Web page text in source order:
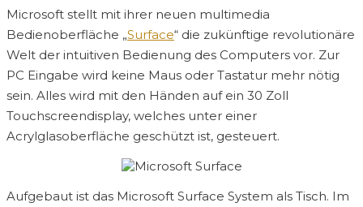
Microsoft stellt mit ihrer neuen multimedia
Bedienoberfläche „Surface“ die zukünftige revolutionäre
Welt der intuitiven Bedienung des Computers vor. Zur
PC Eingabe wird keine Maus oder Tastatur mehr nötig
sein. Alles wird mit den Händen auf ein 30 Zoll
Touchscreendisplay, welches unter einer
Acrylglasoberfläche geschützt ist, gesteuert.
Aufgebaut ist das Microsoft Surface System als Tisch. Im